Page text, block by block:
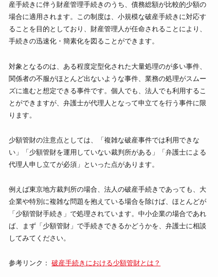
産手続きに伴う財産管理手続きのうち、債務総額が比較的少額の
場合に適用されます。この制度は、小規模な破産手続きに対応す
ることを目的としており、財産管理人が任命されることにより、
手続きの迅速化・簡素化を図ることができます。
対象となるのは、ある程度定型化された大量処理のが多い事件、
関係者の不服がほとんど出ないような事件、業務の処理がスムー
ズに進むと想定できる事件です。個人でも、法人でも利用するこ
とができますが、弁護士が代理人となって申立てを行う事件に限
ります。
少額管財の注意点としては、「複雑な破産事件では利用できな
い」「少額管財を運用していない裁判所がある」「弁護士による
代理人申し立てが必須」といった点があります。
例えば東京地方裁判所の場合、法人の破産手続きであっても、大
企業や特別に複雑な問題を抱えている場合を除けば、ほとんどが
「少額管財手続き」で処理されています。中小企業の場合であれ
ば、まず「少額管財」で手続きできるかどうかを、弁護士に相談
してみてください。
参考リンク： 破産手続きにおける少額管財とは？